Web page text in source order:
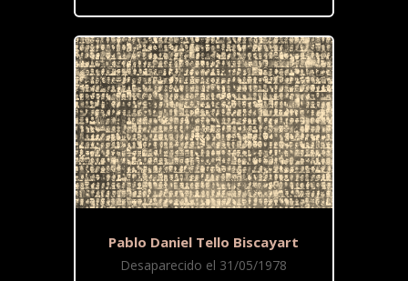
Pablo Daniel Tello Biscayart
Desaparecido el 31/05/1978